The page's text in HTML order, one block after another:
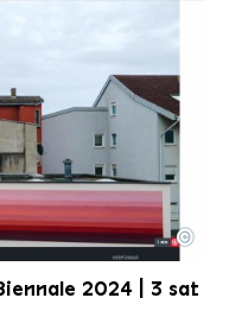
©
2024 | 3 sat